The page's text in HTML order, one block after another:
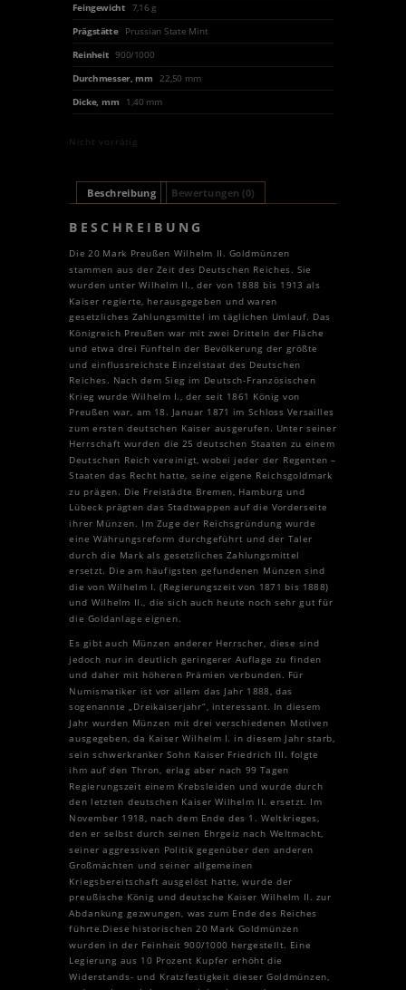
Feingewicht
7,16 g
Prägstätte
Prussian State Mint
Reinheit 900/1000
Durchmesser, mm
22,50 mm
Dicke, mm 1,40 mm
Nicht vorrätig
Beschreibung Bewertungen (0)
BESCHREIBUNG
Die 20 Mark Preußen Wilhelm II. Goldmünzen
stammen aus der Zeit des Deutschen Reiches. Sie
wurden unter Wilhelm II., der von 1888 bis 1913 als
Kaiser regierte, herausgegeben und waren
gesetzliches Zahlungsmittel im täglichen Umlauf. Das
Königreich Preußen war mit zwei Dritteln der Fläche
und etwa drei Fünfteln der Bevölkerung der größte
und einflussreichste Einzelstaat des Deutschen
Reiches. Nach dem Sieg im Deutsch-Französischen
Krieg wurde Wilhelm I., der seit 1861 König von
Preußen war, am 18. Januar 1871 im Schloss Versailles
zum ersten deutschen Kaiser ausgerufen. Unter seiner
Herrschaft wurden die 25 deutschen Staaten zu einem
Deutschen Reich vereinigt, wobei jeder der Regenten –
Staaten das Recht hatte, seine eigene Reichsgoldmark
zu prägen. Die Freistädte Bremen, Hamburg und
Lübeck prägten das Stadtwappen auf die Vorderseite
ihrer Münzen. Im Zuge der Reichsgründung wurde
eine Währungsreform durchgeführt und der Taler
durch die Mark als gesetzliches Zahlungsmittel
ersetzt. Die am häufigsten gefundenen Münzen sind
die von Wilhelm I. (Regierungszeit von 1871 bis 1888)
und Wilhelm II., die sich auch heute noch sehr gut für
die Goldanlage eignen.
Es gibt auch Münzen anderer Herrscher, diese sind
jedoch nur in deutlich geringerer Auflage zu finden
und daher mit höheren Prämien verbunden. Für
Numismatiker ist vor allem das Jahr 1888, das
sogenannte „Dreikaiserjahr“, interessant. In diesem
Jahr wurden Münzen mit drei verschiedenen Motiven
ausgegeben, da Kaiser Wilhelm I. in diesem Jahr starb,
sein schwerkranker Sohn Kaiser Friedrich III. folgte
ihm auf den Thron, erlag aber nach 99 Tagen
Regierungszeit einem Krebsleiden und wurde durch
den letzten deutschen Kaiser Wilhelm II. ersetzt. Im
November 1918, nach dem Ende des 1. Weltkrieges,
den er selbst durch seinen Ehrgeiz nach Weltmacht,
seiner aggressiven Politik gegenüber den anderen
Großmächten und seiner allgemeinen
Kriegsbereitschaft ausgelöst hatte, wurde der
preußische König und deutsche Kaiser Wilhelm II. zur
Abdankung gezwungen, was zum Ende des Reiches
führte.Diese historischen 20 Mark Goldmünzen
wurden in der Feinheit 900/1000 hergestellt. Eine
Legierung aus 10 Prozent Kupfer erhöht die
Widerstands- und Kratzfestigkeit dieser Goldmünzen,